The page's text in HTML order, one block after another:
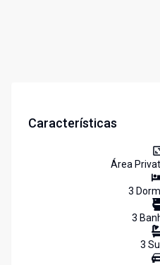
Características
Área
3
3
3